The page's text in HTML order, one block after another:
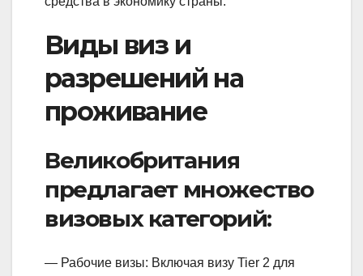
Виды виз и
разрешений на
проживание
Великобритания
предлагает множество
визовых категорий:
— Рабочие визы: Включая визу Tier 2 для